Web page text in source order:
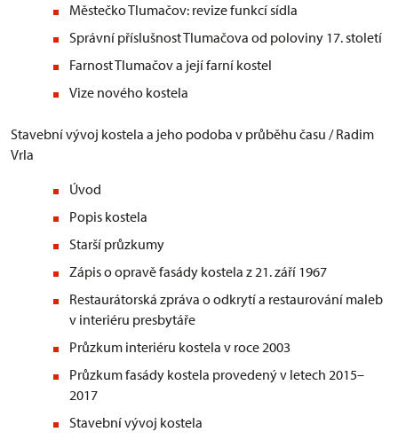
Městečko Tlumačov: revize funkcí sídla
Správní příslušnost Tlumačova od poloviny 17. století
Farnost Tlumačov a její farní kostel
Vize nového kostela
Stavební vývoj kostela a jeho podoba v průběhu času / Radim
Vrla
Úvod
Popis kostela
Starší průzkumy
Zápis o opravě fasády kostela z 21. září 1967
Restaurátorská zpráva o odkrytí a restaurování maleb
v interiéru presbytáře
Průzkum interiéru kostela v roce 2003
Průzkum fasády kostela provedený v letech 2015–
2017
Stavební vývoj kostela